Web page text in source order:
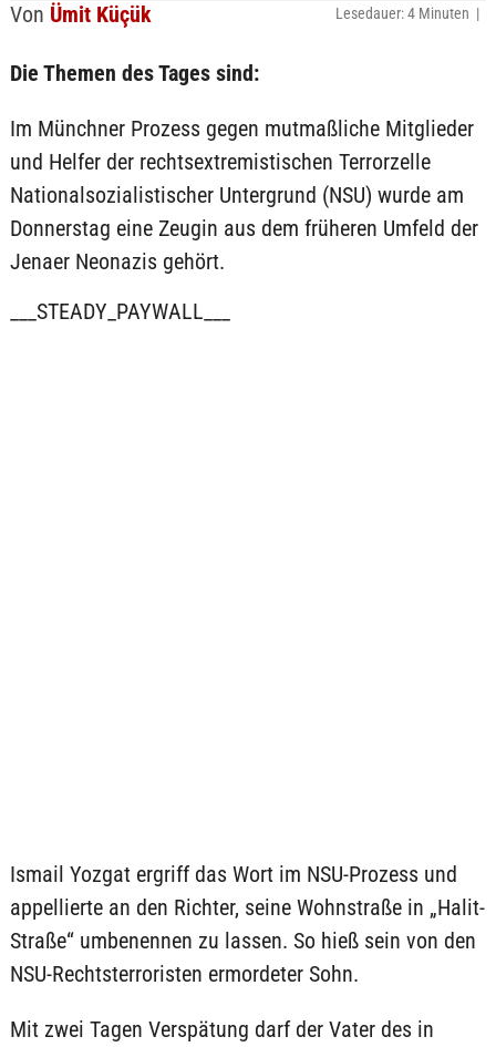
Von Ümit Küçük
Lesedauer: 4 Minuten |
Die Themen des Tages sind:
Im Münchner Prozess gegen mutmaßliche Mitglieder
und Helfer der rechtsextremistischen Terrorzelle
Nationalsozialistischer Untergrund (NSU) wurde am
Donnerstag eine Zeugin aus dem früheren Umfeld der
Jenaer Neonazis gehört.
___STEADY_PAYWALL___
Ismail Yozgat ergriff das Wort im NSU-Prozess und
appellierte an den Richter, seine Wohnstraße in „Halit-
Straße“ umbenennen zu lassen. So hieß sein von den
NSU-Rechtsterroristen ermordeter Sohn.
Mit zwei Tagen Verspätung darf der Vater des in